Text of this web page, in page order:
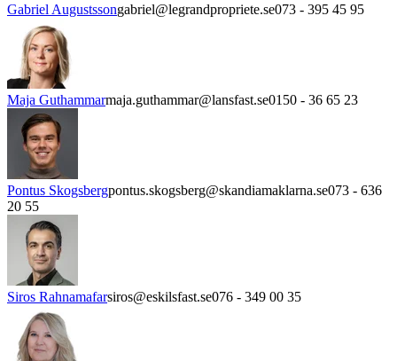
Gabriel Augustssongabriel@legrandpropriete.se073 - 395 45 95
Maja Guthammarmaja.guthammar@lansfast.se0150 - 36 65 23
Pontus Skogsbergpontus.skogsberg@skandiamaklarna.se073 - 636
20 55
Siros Rahnamafarsiros@eskilsfast.se076 - 349 00 35